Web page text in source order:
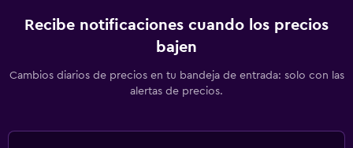
Recibe notificaciones cuando los precios
bajen
Cambios diarios de precios en tu bandeja de entrada: solo con las
alertas de precios.